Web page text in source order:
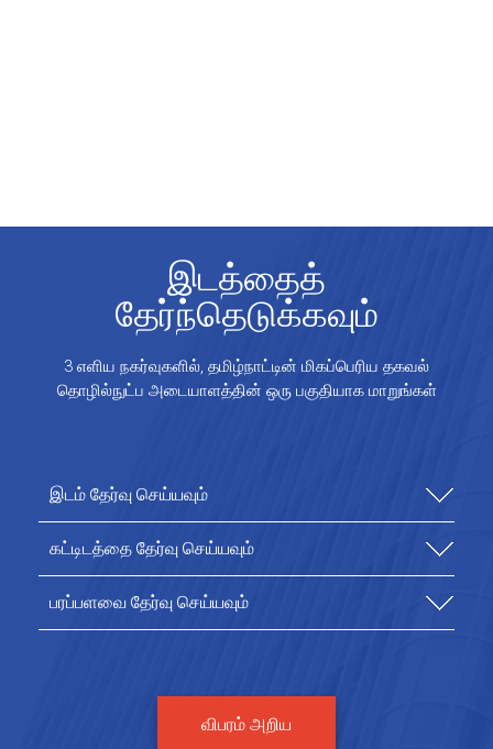
இடத்தைத்
தேர்ந்தெடுக்கவும்
3 எளிய நகர்வுகளில், தமிழ்நாட்டின் மிகப்பெரிய தகவல்
தொழில்நுட்ப அடையாளத்தின் ஒரு பகுதியாக மாறுங்கள்
விபரம் அறிய